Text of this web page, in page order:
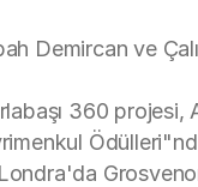
Demircan ve
360 projesi,